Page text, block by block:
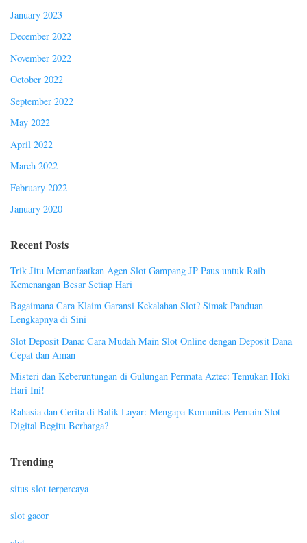
January 2023
December 2022
November 2022
October 2022
September 2022
May 2022
April 2022
March 2022
February 2022
January 2020
Recent Posts
Trik Jitu Memanfaatkan Agen Slot Gampang JP Paus untuk Raih
Kemenangan Besar Setiap Hari
Bagaimana Cara Klaim Garansi Kekalahan Slot? Simak Panduan
Lengkapnya di Sini
Slot Deposit Dana: Cara Mudah Main Slot Online dengan Deposit Dana
Cepat dan Aman
Misteri dan Keberuntungan di Gulungan Permata Aztec: Temukan Hoki
Hari Ini!
Rahasia dan Cerita di Balik Layar: Mengapa Komunitas Pemain Slot
Digital Begitu Berharga?
Trending
situs slot terpercaya
slot gacor